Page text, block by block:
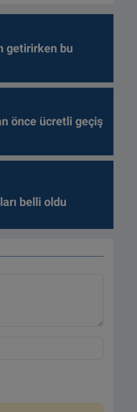
getirirken bu
önce ücretli geçiş
belli oldu